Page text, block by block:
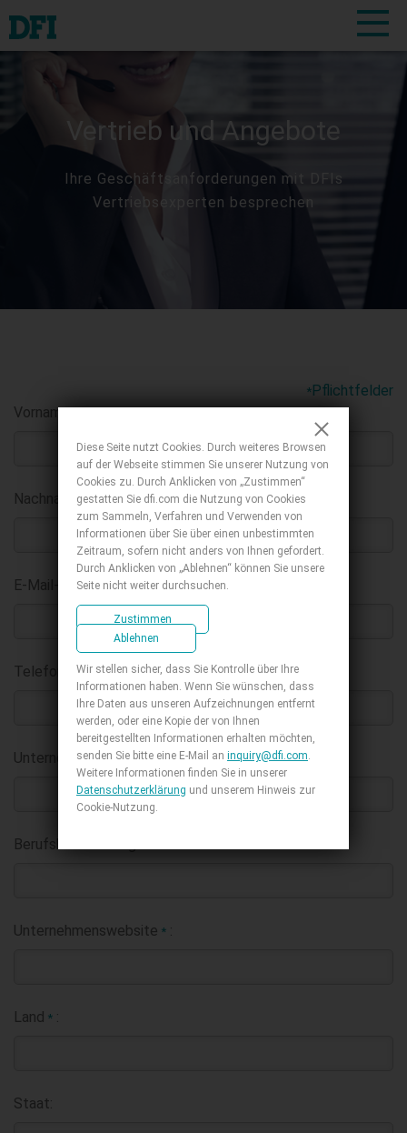
Vertrieb und Angebote
Ihre Geschäftsanforderungen mit DFIs
Vertriebsexperten besprechen
*Pflichtfelder
Vorname :
Nachname*:
E-Mail-Adresse geschäftlich*:
Telefon :
Unternehmen*:
Berufsbezeichnung:
Unternehmenswebsite * :
Land * :
Staat:
Diese Seite nutzt Cookies. Durch weiteres Browsen
auf der Webseite stimmen Sie unserer Nutzung von
Cookies zu. Durch Anklicken von „Zustimmen“
gestatten Sie dfi.com die Nutzung von Cookies
zum Sammeln, Verfahren und Verwenden von
Informationen über Sie über einen unbestimmten
Zeitraum, sofern nicht anders von Ihnen gefordert.
Durch Anklicken von „Ablehnen“ können Sie unsere
Seite nicht weiter durchsuchen.
Zustimmen
Ablehnen
Wir stellen sicher, dass Sie Kontrolle über Ihre
Informationen haben. Wenn Sie wünschen, dass
Ihre Daten aus unseren Aufzeichnungen entfernt
werden, oder eine Kopie der von Ihnen
bereitgestellten Informationen erhalten möchten,
senden Sie bitte eine E-Mail an inquiry@dfi.com
Weitere Informationen finden Sie in unserer
Datenschutzerklärung und unserem Hinweis zur
Cookie-Nutzung.